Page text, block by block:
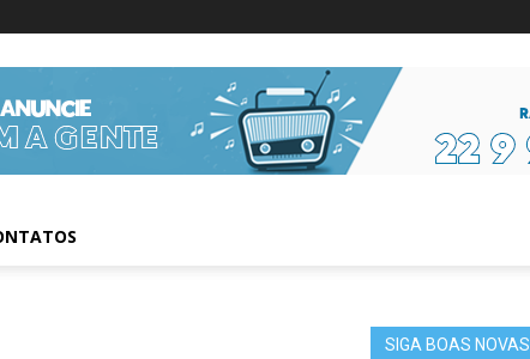
Informações da Figura
SIGA BOAS NOVAS